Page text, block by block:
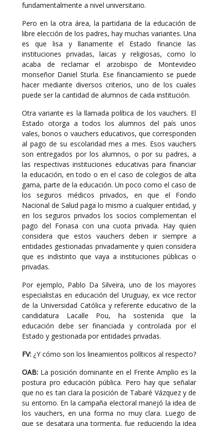
fundamentalmente a nivel universitario.
Pero en la otra área, la partidaria de la educación de
libre elección de los padres, hay muchas variantes. Una
es que lisa y llanamente el Estado financie las
instituciones privadas, laicas y religiosas, como lo
acaba de reclamar el arzobispo de Montevideo
monseñor Daniel Sturla. Ese financiamiento se puede
hacer mediante diversos criterios, uno de los cuales
puede ser la cantidad de alumnos de cada institución.
Otra variante es la llamada política de los vauchers. El
Estado otorga a todos los alumnos del país unos
vales, bonos o vauchers educativos, que corresponden
al pago de su escolaridad mes a mes. Esos vauchers
son entregados por los alumnos, o por su padres, a
las respectivas instituciones educativas para financiar
la educación, en todo o en el caso de colegios de alta
gama, parte de la educación. Un poco como el caso de
los seguros médicos privados, en que el Fondo
Nacional de Salud paga lo mismo a cualquier entidad, y
en los seguros privados los socios complementan el
pago del Fonasa con una cuota privada. Hay quien
considera que estos vauchers deben ir siempre a
entidades gestionadas privadamente y quien considera
que es indistinto que vaya a instituciones públicas o
privadas.
Por ejemplo, Pablo Da Silveira, uno de los mayores
especialistas en educación del Uruguay, ex vice rector
de la Universidad Católica y referente educativo de la
candidatura Lacalle Pou, ha sostenida que la
educación debe ser financiada y controlada por el
Estado y gestionada por entidades privadas.
FV: ¿Y cómo son los lineamientos políticos al respecto?
OAB: La posición dominante en el Frente Amplio es la
postura pro educación pública. Pero hay que señalar
que no es tan clara la posición de Tabaré Vázquez y de
su entorno. En la campaña electoral manejó la idea de
los vauchers, en una forma no muy clara. Luego de
que se desatara una tormenta, fue reduciendo la idea